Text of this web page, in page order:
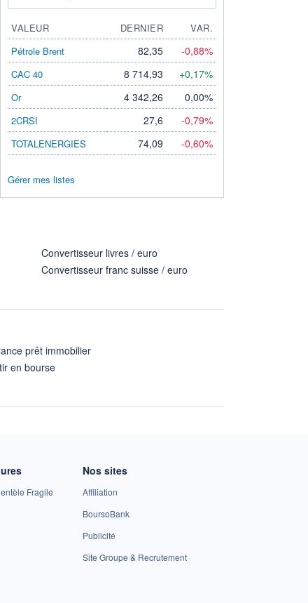
VALEUR DERNIER
VAR.
Pétrole Brent
82,35 -0,88%
CAC 40 8 714,93 +0,17%
Or 4 342,26 0,00%
2CRSI 27,6 -0,79%
TOTALENERGIES 74,09 -0,60%
Gérer mes listes
Convertisseur livres / euro
Convertisseur franc suisse / euro
prêt immobilier
en bourse
Fragile
Nos sites
Affiliation
BoursoBank
Publicité
Site Groupe & Recrutement